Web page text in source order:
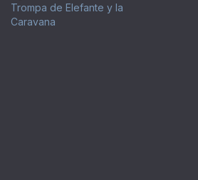
Trompa de Elefante y la
Caravana